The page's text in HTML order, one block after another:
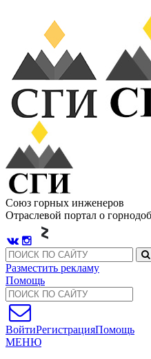
Союз горных инженеров
Отраслевой портал о
Разместить рекламу
Помощь
ВойтиРегистрацияПомощь
МЕНЮ